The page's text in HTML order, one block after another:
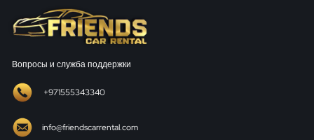
Вопросы и служба поддержки
+971555343340
info@friendscarrental.com